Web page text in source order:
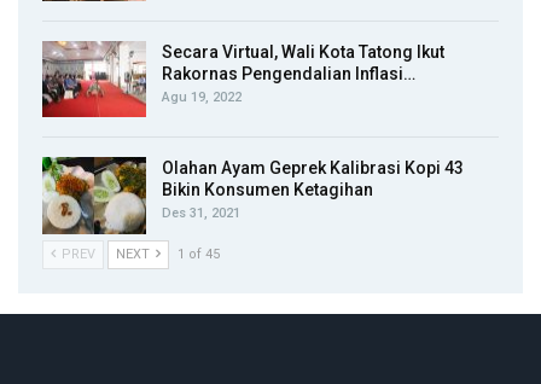
Secara Virtual, Wali Kota Tatong Ikut
Rakornas Pengendalian Inflasi…
Agu 19, 2022
Olahan Ayam Geprek Kalibrasi Kopi 43
Bikin Konsumen Ketagihan
Des 31, 2021
PREV NEXT 1 of 45